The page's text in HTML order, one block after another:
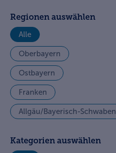
Regionen auswählen
Alle
Oberbayern
Ostbayern
Franken
Allgäu/Bayerisch-Schwaben
Kategorien auswählen